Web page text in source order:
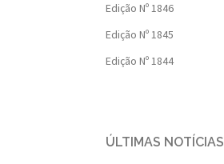
Edição Nº 1846
Edição Nº 1845
Edição Nº 1844
ÚLTIMAS NOTÍCIAS